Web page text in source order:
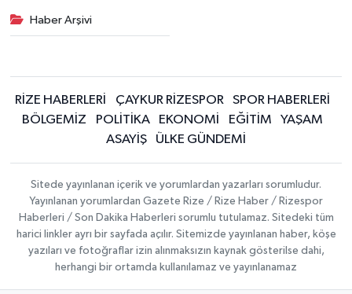
Haber Arşivi
RİZE HABERLERİ ÇAYKUR RİZESPOR
SPOR HABERLERİ
BÖLGEMİZ
POLİTİKA EKONOMİ EĞİTİM
YAŞAM
ASAYİŞ
ÜLKE GÜNDEMİ
Sitede yayınlanan içerik ve yorumlardan yazarları sorumludur.
Yayınlanan yorumlardan Gazete Rize / Rize Haber / Rizespor
Haberleri / Son Dakika Haberleri sorumlu tutulamaz. Sitedeki tüm
harici linkler ayrı bir sayfada açılır. Sitemizde yayınlanan haber, köşe
yazıları ve fotoğraflar izin alınmaksızın kaynak gösterilse dahi,
herhangi bir ortamda kullanılamaz ve yayınlanamaz